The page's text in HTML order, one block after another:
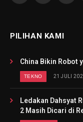
PILIHAN KAMI
China Bikin Robot
TEKNO 21 JULI
Ledakan Dahsyat
2 Masih Dicari di